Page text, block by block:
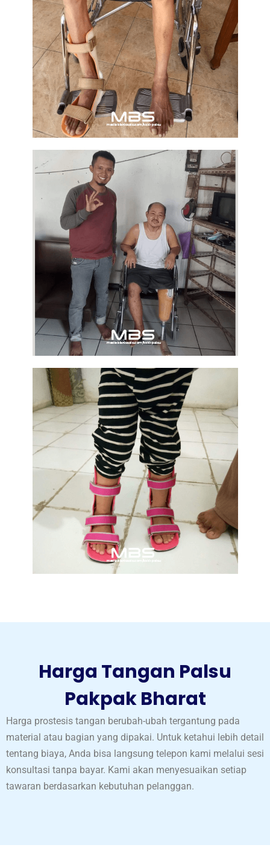
Harga Tangan Palsu
Pakpak Bharat
Harga prostesis tangan berubah-ubah tergantung pada
material atau bagian yang dipakai. Untuk ketahui lebih detail
tentang biaya, Anda bisa langsung telepon kami melalui sesi
konsultasi tanpa bayar. Kami akan menyesuaikan setiap
tawaran berdasarkan kebutuhan pelanggan.